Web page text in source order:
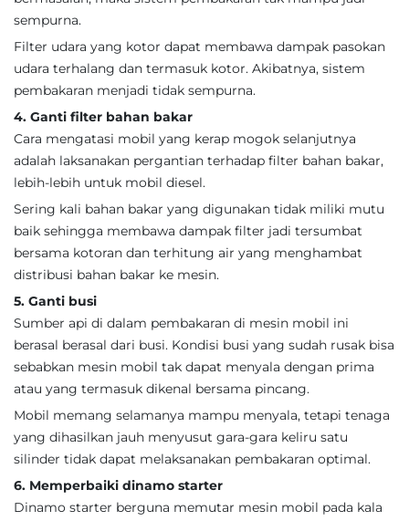
sempurna.
Filter udara yang kotor dapat membawa dampak pasokan
udara terhalang dan termasuk kotor. Akibatnya, sistem
pembakaran menjadi tidak sempurna.
4. Ganti filter bahan bakar
Cara mengatasi mobil yang kerap mogok selanjutnya
adalah laksanakan pergantian terhadap filter bahan bakar,
lebih-lebih untuk mobil diesel.
Sering kali bahan bakar yang digunakan tidak miliki mutu
baik sehingga membawa dampak filter jadi tersumbat
bersama kotoran dan terhitung air yang menghambat
distribusi bahan bakar ke mesin.
5. Ganti busi
Sumber api di dalam pembakaran di mesin mobil ini
berasal berasal dari busi. Kondisi busi yang sudah rusak bisa
sebabkan mesin mobil tak dapat menyala dengan prima
atau yang termasuk dikenal bersama pincang.
Mobil memang selamanya mampu menyala, tetapi tenaga
yang dihasilkan jauh menyusut gara-gara keliru satu
silinder tidak dapat melaksanakan pembakaran optimal.
6. Memperbaiki dinamo starter
Dinamo starter berguna memutar mesin mobil pada kala